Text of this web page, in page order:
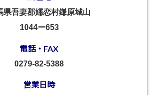
県吾妻郡嬬恋村鎌原城山
1044ー653
電話・FAX
0279-82-5388
営業日時